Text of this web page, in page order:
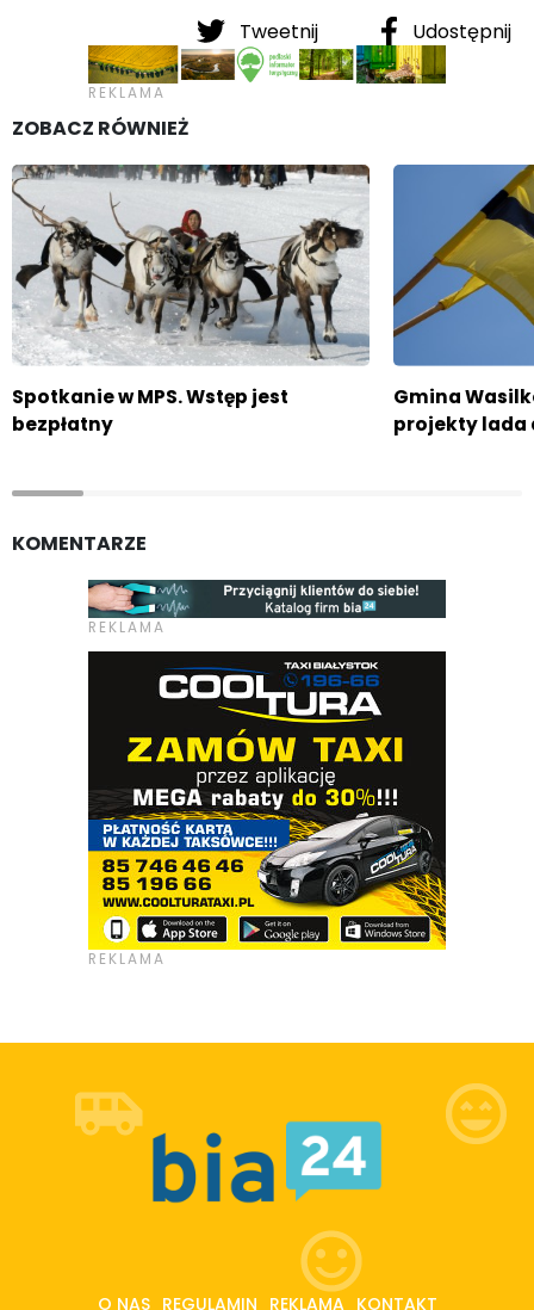
Tweetnij Udostępnij
ZOBACZ RÓWNIEŻ
Spotkanie w MPS. Wstęp jest
bezpłatny
Gmina
projekty lada
KOMENTARZE
O NAS REGULAMIN REKLAMA KONTAKT